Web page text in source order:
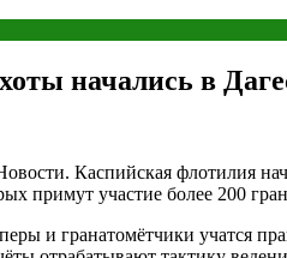
начались в
Каспийская флотилия
примут участие более 200
и гранатомётчики учатся